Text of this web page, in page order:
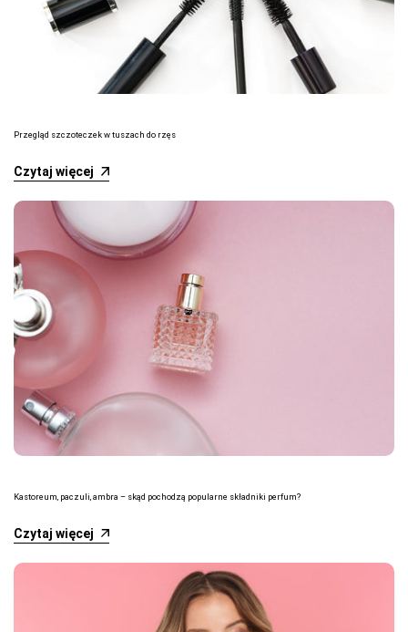
Przegląd szczoteczek w tuszach do rzęs
Czytaj więcej
Kastoreum, paczuli, ambra – skąd pochodzą popularne składniki perfum?
Czytaj więcej